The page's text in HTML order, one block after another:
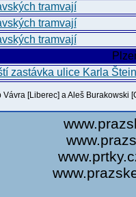
tramvají
tramvají
tramvají
zastávka ulice Karla
[Liberec] a Aleš Burakowski